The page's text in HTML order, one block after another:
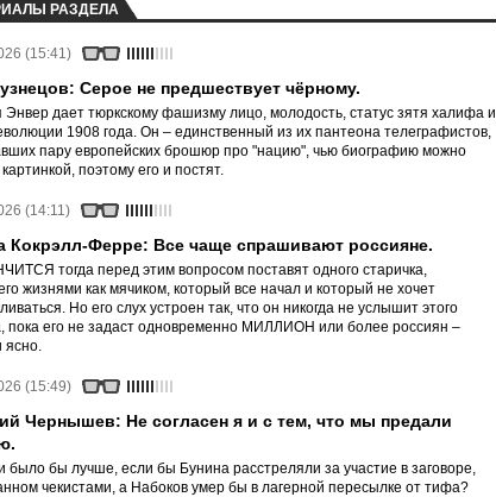
РАЗДЕЛА
(15:41)
Серое не предшествует чёрному.
Энвер дает тюркскому фашизму лицо, молодость, статус зятя халифа и
1908 года. Он – единственный из их пантеона телеграфистов,
пару европейских брошюр про "нацию", чью биографию можно
поэтому его и постят.
(14:11)
Кокрэлл-Ферре: Все чаще спрашивают россияне.
тогда перед этим вопросом поставят одного старичка,
жизнями как мячиком, который все начал и который не хочет
Но его слух устроен так, что он никогда не услышит этого
пока его не задаст одновременно МИЛЛИОН или более россиян –
ясно.
(15:49)
Чернышев: Не согласен я и с тем, что мы предали
было бы лучше, если бы Бунина расстреляли за участие в заговоре,
чекистами, а Набоков умер бы в лагерной пересылке от тифа?